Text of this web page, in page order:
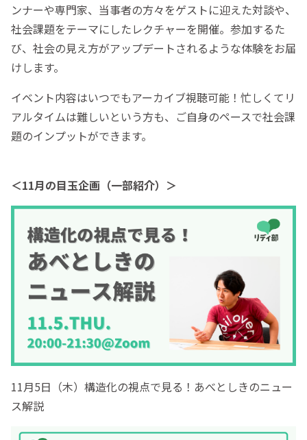
ンナーや専門家、当事者の方々をゲストに迎えた対談や、
社会課題をテーマにしたレクチャーを開催。参加するた
び、社会の見え方がアップデートされるような体験をお届
けします。
イベント内容はいつでもアーカイブ視聴可能！忙しくてリ
アルタイムは難しいという方も、ご自身のペースで社会課
題のインプットができます。
＜11月の目玉企画（一部紹介）＞
11月5日（木）構造化の視点で見る！あべとしきのニュー
ス解説